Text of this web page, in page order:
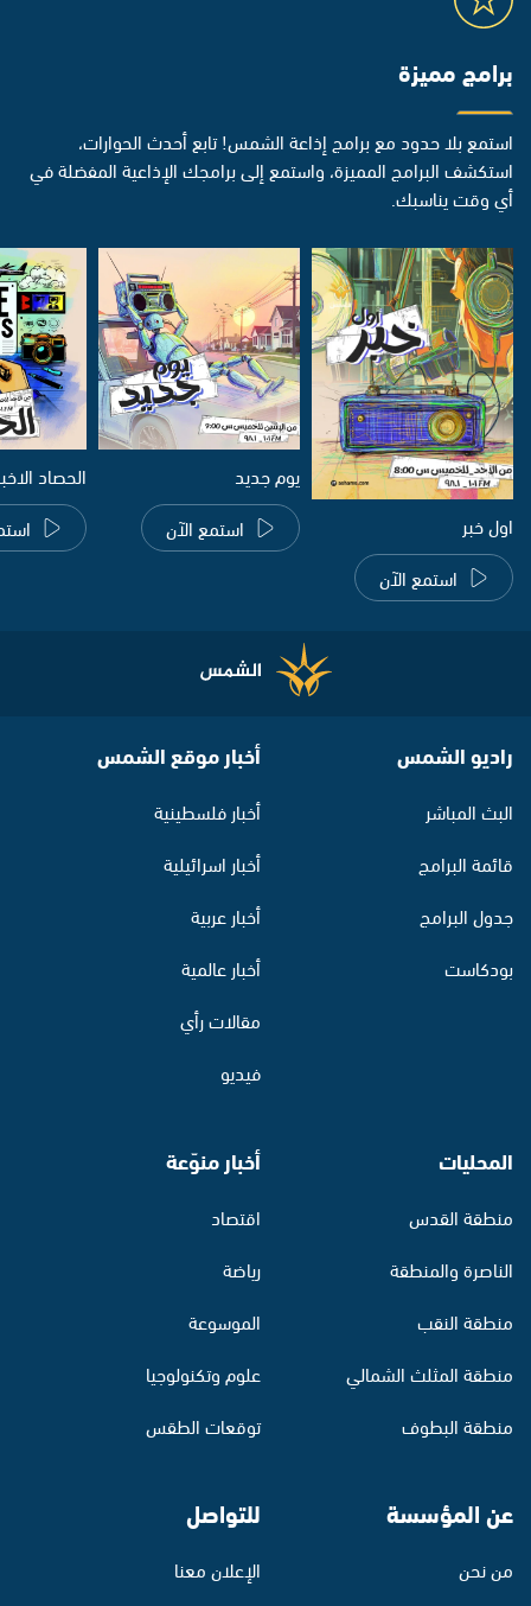
برامج مميزة
استمع بلا حدود مع برامج إذاعة الشمس! تابع أحدث الحوارات،
استكشف البرامج المميزة، واستمع إلى برامجك الإذاعية المفضلة في
أي وقت يناسبك.
اول خبر
استمع الآن
يوم جديد
استمع الآن
الحصاد
راديو الشمس
البث المباشر
قائمة البرامج
جدول البرامج
بودكاست
أخبار موقع الشمس
أخبار فلسطينية
أخبار اسرائيلية
أخبار عربية
أخبار عالمية
مقالات رأي
فيديو
المحليات
منطقة القدس
الناصرة والمنطقة
منطقة النقب
منطقة المثلث الشمالي
منطقة البطوف
أخبار منوّعة
اقتصاد
رياضة
الموسوعة
علوم وتكنولوجيا
توقعات الطقس
عن المؤسسة
من نحن
للتواصل
الإعلان معنا